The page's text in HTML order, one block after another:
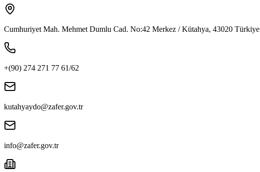
Cumhuriyet Mah. Mehmet Dumlu Cad. No:42 Merkez / Kütahya, 43020 Türkiye
+(90) 274 271 77 61/62
kutahyaydo@zafer.gov.tr
info@zafer.gov.tr